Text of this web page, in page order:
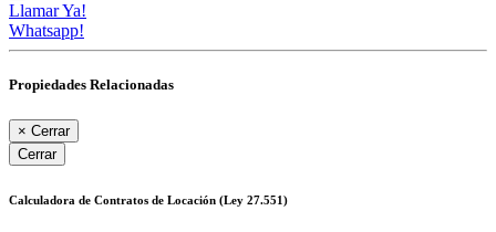
Llamar Ya!
Whatsapp!
Propiedades Relacionadas
× Cerrar
Cerrar
Calculadora de Contratos de Locación (Ley 27.551)